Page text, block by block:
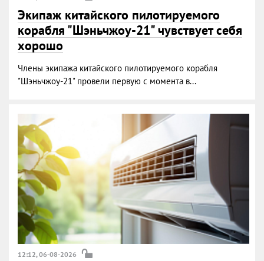
Экипаж китайского пилотируемого
корабля "Шэньчжоу-21" чувствует себя
хорошо
Члены экипажа китайского пилотируемого корабля
"Шэньчжоу-21" провели первую с момента в...
12:12, 06-08-2026